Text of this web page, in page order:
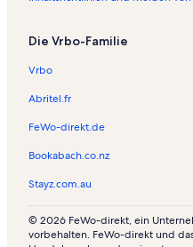
Die Vrbo-Familie
Vrbo
Abritel.fr
FeWo-direkt.de
Bookabach.co.nz
Stayz.com.au
© 2026 FeWo-direkt, ein
vorbehalten. FeWo-direkt und